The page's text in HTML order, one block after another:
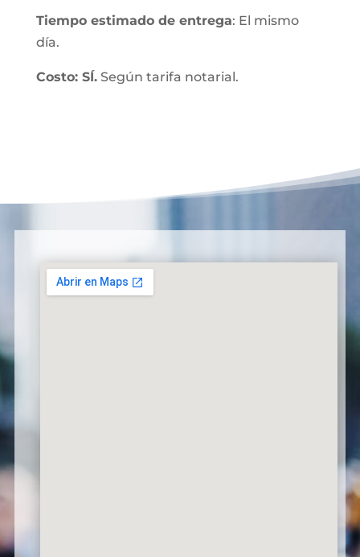
Tiempo estimado de entrega: El mismo
día.
Costo: SÍ.Según tarifa notarial.